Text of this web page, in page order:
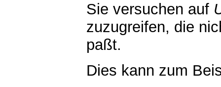
Sie versuchen auf
zuzugreifen, die
paßt.
Dies kann zum